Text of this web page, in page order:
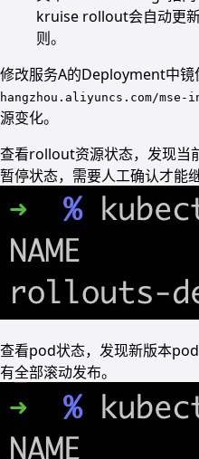
kruise rollout会自动更
则。
修改服务A的Deployment中镜
hangzhou.aliyuncs.com/
源变化。
查看rollout资源状态，发现当
暂停状态，需要人工确认才能
查看pod状态，发现新版本
有全部滚动发布。